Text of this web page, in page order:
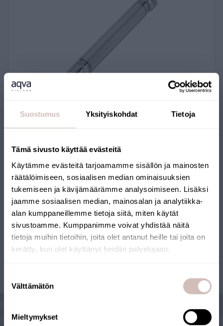
Suostumus Yksityiskohdat Tietoja
Tämä sivusto käyttää evästeitä
Käytämme evästeitä tarjoamamme sisällön ja mainosten
räätälöimiseen, sosiaalisen median ominaisuuksien
tukemiseen ja kävijämäärämme analysoimiseen. Lisäksi
jaamme sosiaalisen median, mainosalan ja analytiikka-
alan kumppaneillemme tietoja siitä, miten käytät
sivustoamme. Kumppanimme voivat yhdistää näitä
tietoja muihin tietoihin, joita olet antanut heille tai joita on
kerätty, kun olet käyttänyt heidän palvelujaan.
valinta
Välttämätön
Mieltymykset
1408303
24,90 €